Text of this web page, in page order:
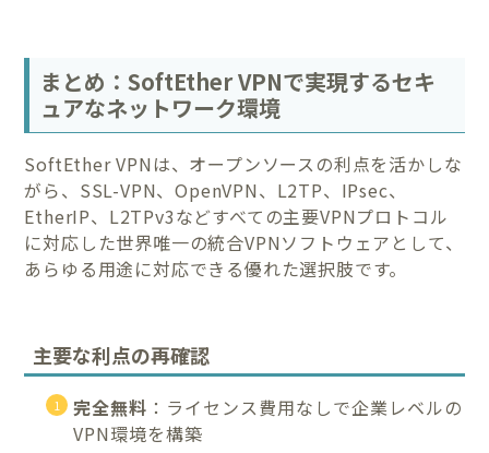
まとめ：SoftEther VPNで実現するセキ
ュアなネットワーク環境
SoftEther VPNは、オープンソースの利点を活かしな
がら、SSL-VPN、OpenVPN、L2TP、IPsec、
EtherIP、L2TPv3などすべての主要VPNプロトコル
に対応した世界唯一の統合VPNソフトウェアとして、
あらゆる用途に対応できる優れた選択肢です。
主要な利点の再確認
完全無料 ：ライセンス費用なしで企業レベルの
VPN環境を構築